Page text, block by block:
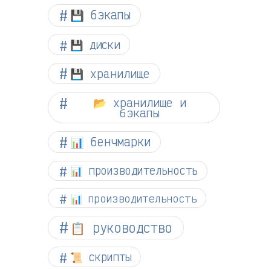
💾 бэкапы
💾 диски
💾 хранилище
📂 хранилище и
бэкапы
📊 бенчмарки
📊 производительность
📊 производительность
📋 руководство
📜 скрипты